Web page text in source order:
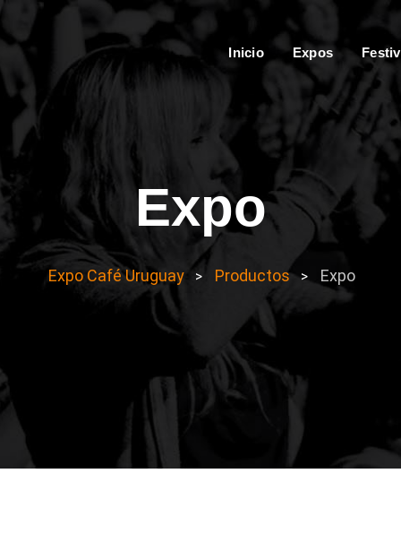
Inicio Expos
Expo
Expo Café Uruguay > Productos > Expo